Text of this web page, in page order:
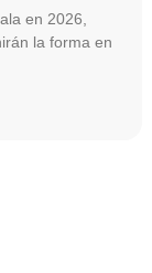
en 2026,
la forma en